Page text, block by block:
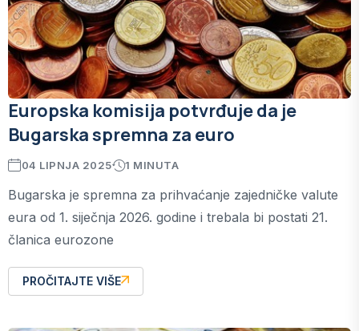
Europska komisija potvrđuje da je
Bugarska spremna za euro
04 LIPNJA 2025 1 MINUTA
Bugarska je spremna za prihvaćanje zajedničke valute
eura od 1. siječnja 2026. godine i trebala bi postati 21.
članica eurozone
PROČITAJTE VIŠE